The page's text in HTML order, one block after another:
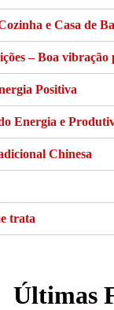
e Casa de
– Boa
Positiva
Energia e
Chinesa
trata
Últimas